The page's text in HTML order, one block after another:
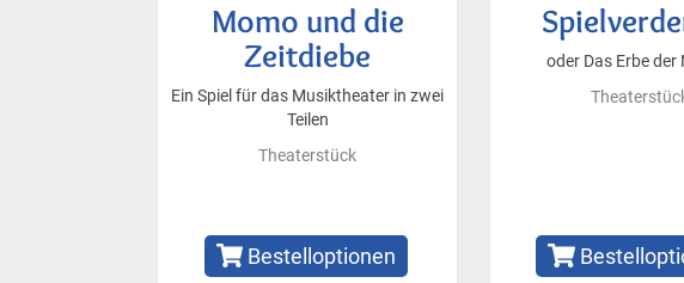
Momo und die
Zeitdiebe
Ein Spiel für das Musiktheater in zwei
Teilen
Theaterstück
Bestelloptionen
oder Das Erbe der